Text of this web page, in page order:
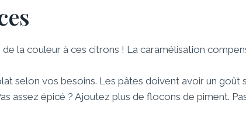
de la couleur à ces citrons ! La caramélisation
selon vos besoins. Les pâtes doivent avoir un goût
assez épicé ? Ajoutez plus de flocons de piment.